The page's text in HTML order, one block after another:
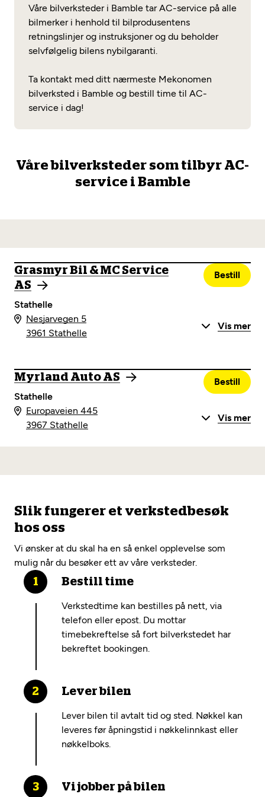
Diagnose/Feilsøking
Se alle (52) tjenester her
Mekonomen Bilkonto
Les mer
Fritt verkstedvalg
Lønnsomt valg
Opprett en konto
Våre bilverksteder i Bamble tar AC-service på alle
bilmerker i henhold til bilprodusentens
retningslinjer og instruksjoner og du beholder
selvfølgelig bilens nybilgaranti.
Ta kontakt med ditt nærmeste Mekonomen
bilverksted i Bamble og bestill time til AC-
service i dag!
Våre bilverksteder som tilbyr AC-
service i Bamble
Grasmyr Bil & MC Service
AS
Stathelle
Bestill
Nesjarvegen 5
3961 Stathelle
Vis mer
Myrland Auto AS
Stathelle
Bestill
Europaveien 445
3967 Stathelle
Vis mer
Slik fungerer et verkstedbesøk
hos oss
Vi ønsker at du skal ha en så enkel opplevelse som
mulig når du besøker ett av våre verksteder.
Bestill time
Verkstedtime kan bestilles på nett, via
telefon eller epost. Du mottar
timebekreftelse så fort bilverkstedet har
bekreftet bookingen.
Lever bilen
Lever bilen til avtalt tid og sted. Nøkkel kan
leveres før åpningstid i nøkkelinnkast eller
nøkkelboks.
Vi jobber på bilen